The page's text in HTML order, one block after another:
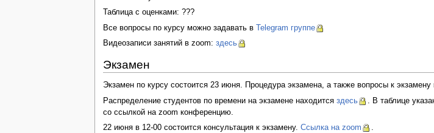
Таблица с оценками: ???
Все вопросы по курсу можно задавать в Telegram группе
Видеозаписи занятий в zoom: здесь
Экзамен
Экзамен по курсу состоится 23 июня. Процедура экзамена, а также вопросы к экзамену
Распределение студентов по времени на экзамене находится здесь
. В таблице
со ссылкой на zoom конференцию.
22 июня в 12-00 состоится консультация к экзамену. Ссылка на zoom .